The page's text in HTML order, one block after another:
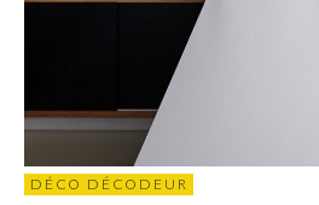
DÉCO DÉCODEUR